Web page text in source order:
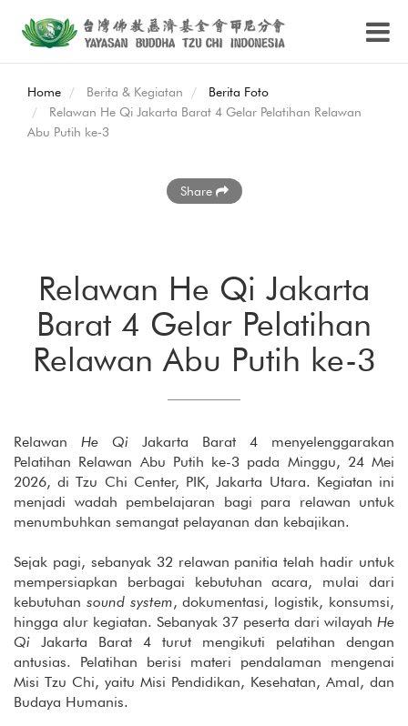
Home Berita & Kegiatan
Berita Foto
Relawan He Qi Jakarta Barat 4 Gelar Pelatihan Relawan
Abu Putih ke-3
Share
Relawan He Qi Jakarta
Barat 4 Gelar Pelatihan
Relawan Abu Putih ke-3
Relawan He Qi Jakarta Barat 4 menyelenggarakan
Pelatihan Relawan Abu Putih ke-3 pada Minggu, 24 Mei
2026, di Tzu Chi Center, PIK, Jakarta Utara. Kegiatan ini
menjadi wadah pembelajaran bagi para relawan untuk
menumbuhkan semangat pelayanan dan kebajikan.
Sejak pagi, sebanyak 32 relawan panitia telah hadir untuk
mempersiapkan berbagai kebutuhan acara, mulai dari
kebutuhan sound system, dokumentasi, logistik, konsumsi,
hingga alur kegiatan. Sebanyak 37 peserta dari wilayah He
Qi Jakarta Barat 4 turut mengikuti pelatihan dengan
antusias. Pelatihan berisi materi pendalaman mengenai
Misi Tzu Chi, yaitu Misi Pendidikan, Kesehatan, Amal, dan
Budaya Humanis.